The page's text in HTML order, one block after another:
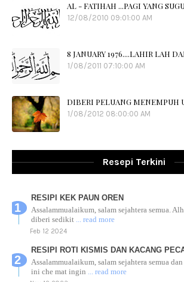
AL - FATIHAH ...PAGI YANG
12/08/2010 09:01:00 AM
8 JANUARY 1976....LAHIR LAH
1/08/2011 07:10:00 AM
DIBERI PELUANG MENEMPUH
1/08/2012 08:00:00 AM
Resepi Terkini
RESIPI KEK PAUN OREN
Assalammualaikum, salam sejahtera semua.
diberi sedikit ... read more
Feb 12 2024
RESIPI ROTI KISMIS DAN KACANG
Assalammualaikum, salam sejahtera semua
ini che mat ingin ... read more